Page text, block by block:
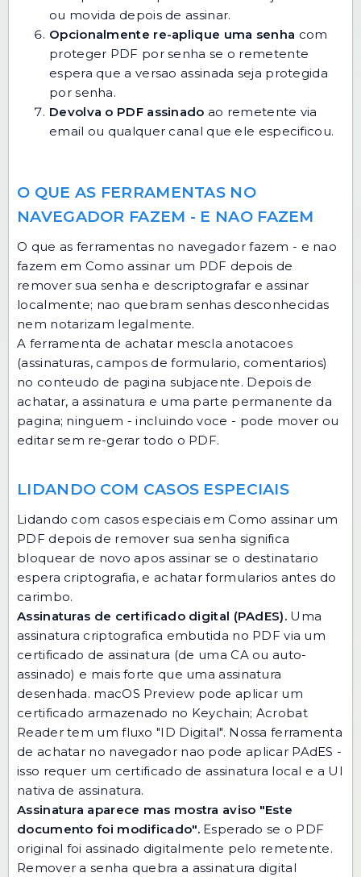
ou movida depois de assinar.
Opcionalmente re-aplique uma senha com
proteger PDF por senha se o remetente
espera que a versao assinada seja protegida
por senha.
Devolva o PDF assinado ao remetente via
email ou qualquer canal que ele especificou.
O QUE AS FERRAMENTAS NO
NAVEGADOR FAZEM - E NAO FAZEM
O que as ferramentas no navegador fazem - e nao
fazem em Como assinar um PDF depois de
remover sua senha e descriptografar e assinar
localmente; nao quebram senhas desconhecidas
nem notarizam legalmente.
A ferramenta de achatar mescla anotacoes
(assinaturas, campos de formulario, comentarios)
no conteudo de pagina subjacente. Depois de
achatar, a assinatura e uma parte permanente da
pagina; ninguem - incluindo voce - pode mover ou
editar sem re-gerar todo o PDF.
LIDANDO COM CASOS ESPECIAIS
Lidando com casos especiais em Como assinar um
PDF depois de remover sua senha significa
bloquear de novo apos assinar se o destinatario
espera criptografia, e achatar formularios antes do
carimbo.
Assinaturas de certificado digital (PAdES).Uma
assinatura criptografica embutida no PDF via um
certificado de assinatura (de uma CA ou auto-
assinado) e mais forte que uma assinatura
desenhada. macOS Preview pode aplicar um
certificado armazenado no Keychain; Acrobat
Reader tem um fluxo "ID Digital". Nossa ferramenta
de achatar no navegador nao pode aplicar PAdES -
isso requer um certificado de assinatura local e a UI
nativa de assinatura.
Assinatura aparece mas mostra aviso "Este
documento foi modificado".Esperado se o PDF
original foi assinado digitalmente pelo remetente.
Remover a senha quebra a assinatura digital